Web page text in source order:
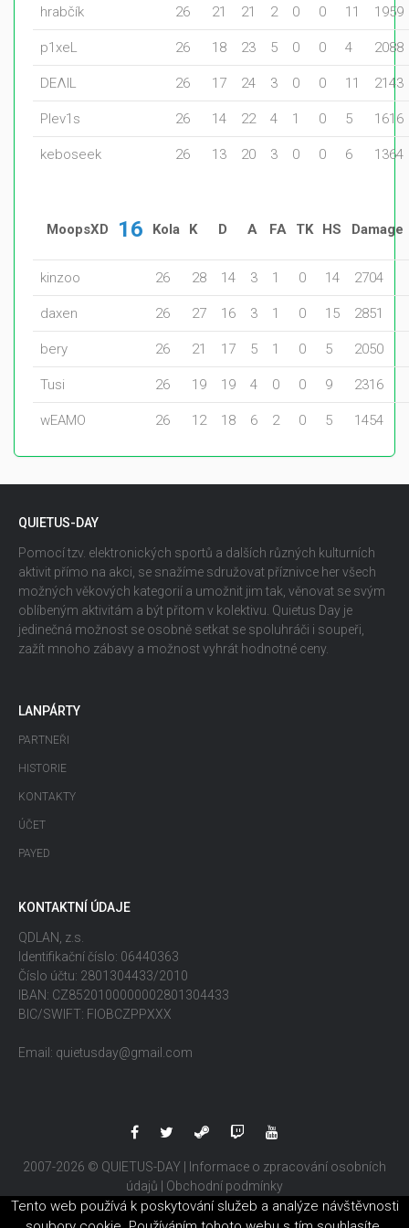
hrabčík 26 21 21 2 0 0 11 1959
p1xeL 26 18 23 5 0 0 4 2088
DEΛIL 26 17 24 3 0 0 11 2143
Plev1s 26 14 22 4 1 0 5 1616
keboseek 26 13 20 3 0 0 6 1364
MoopsXD 16 Kola K D A FA TK HS Damage
kinzoo 26 28 14 3 1 0 14 2704
daxen 26 27 16 3 1 0 15 2851
bery 26 21 17 5 1 0 5 2050
Tusi 26 19 19 4 0 0 9 2316
wEAMO 26 12 18 6 2 0 5 1454
QUIETUS-DAY
Pomocí tzv. elektronických sportů a dalších různých kulturních
aktivit přímo na akci, se snažíme sdružovat příznivce her všech
možných věkových kategorií a umožnit jim tak, věnovat se svým
oblíbeným aktivitám a být přitom v kolektivu. Quietus Day je
jedinečná možnost se osobně setkat se spoluhráči i soupeři,
zažít mnoho zábavy a možnost vyhrát hodnotné ceny.
LANPÁRTY
PARTNEŘI
HISTORIE
KONTAKTY
ÚČET
PAYED
KONTAKTNÍ ÚDAJE
QDLAN, z.s.
Identifikační číslo: 06440363
Číslo účtu: 2801304433/2010
IBAN: CZ8520100000002801304433
BIC/SWIFT: FIOBCZPPXXX
Email: quietusday@gmail.com
2007-2026 © QUIETUS-DAY |
Informace o zpracování osobních
údajů
Obchodní podmínky
Tento web používá k poskytování služeb a analýze návštěvnosti